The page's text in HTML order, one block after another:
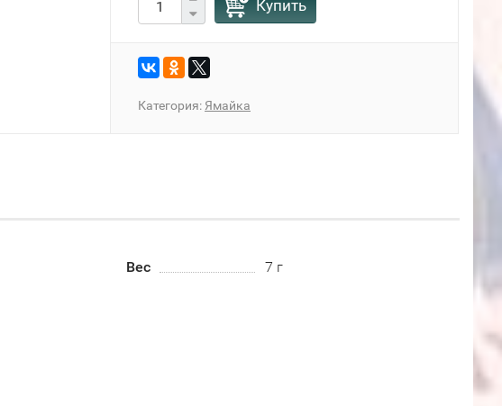
Купить
Категория: Ямайка
Вес 7 г